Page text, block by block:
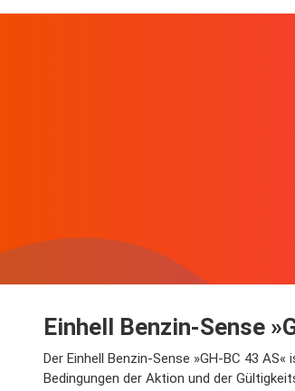
Einhell Benzin-Sense
Der Einhell Benzin-Sense »GH-BC 43
Bedingungen der Aktion und der